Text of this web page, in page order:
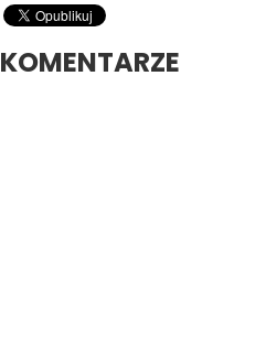
KOMENTARZE